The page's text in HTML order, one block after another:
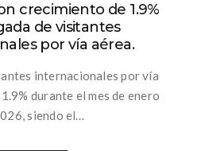
crecimiento de 1.9%
de visitantes
por vía aérea.
internacionales por vía
durante el mes de enero
siendo el…